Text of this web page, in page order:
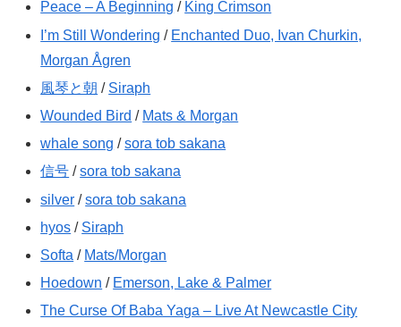
Peace – A Beginning / King Crimson
I’m Still Wondering / Enchanted Duo, Ivan Churkin,
Morgan Ågren
風琴と朝 / Siraph
Wounded Bird / Mats & Morgan
whale song /sora tob sakana
信号 /sora tob sakana
silver /sora tob sakana
hyos / Siraph
Softa / Mats/Morgan
Hoedown / Emerson, Lake & Palmer
The Curse Of Baba Yaga – Live At Newcastle City